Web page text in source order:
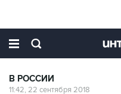
В РОССИИ
11:42, 22 сентября 2018